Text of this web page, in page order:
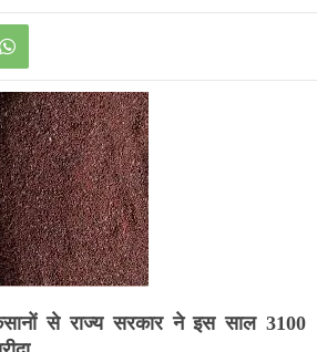
से राज्य सरकार ने इस साल 3100